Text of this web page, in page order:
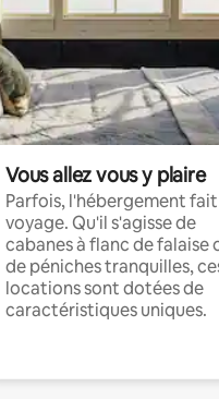
Vous allez vous y plaire
Parfois, l'hébergement
voyage. Qu'il s'agisse de
cabanes à flanc de falaise
de péniches tranquilles,
locations sont dotées de
caractéristiques uniques.